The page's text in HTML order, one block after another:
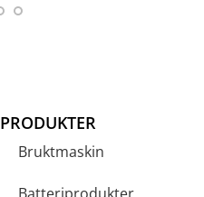
PRODUKTER
Bruktmaskin